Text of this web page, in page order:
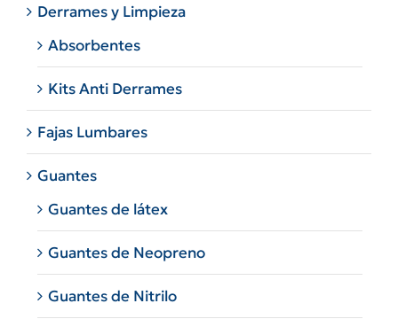
Derrames y Limpieza
Absorbentes
Kits Anti Derrames
Fajas Lumbares
Guantes
Guantes de látex
Guantes de Neopreno
Guantes de Nitrilo